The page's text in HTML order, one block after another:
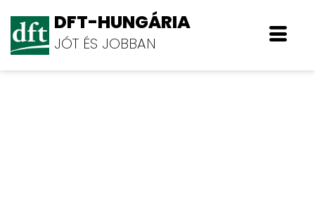
DFT-HUNGÁRIA
JÓT ÉS JOBBAN